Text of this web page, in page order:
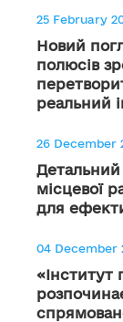
25 February
Новий
полюсів
реальний
26 December
Детальний
місцевої
для
04 December
«Інститут